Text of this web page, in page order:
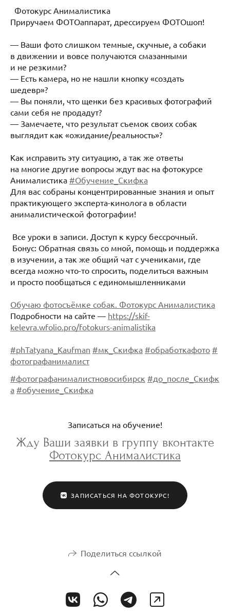
Фотокурс Анималистика
Приручаем ФОТОаппарат, дрессируем ФОТОшоп!
— Ваши фото слишком темные, скучные, а собаки
в движении и вовсе получаются смазанными
и не резкими?
— Есть камера, но не нашли кнопку «создать
шедевр»?
— Вы поняли, что щенки без красивых фотографий
сами себя не продадут?
— Замечаете, что результат съемок своих собак
выглядит как «ожидание/реальность»?
Как исправить эту ситуацию, а так же ответы
на многие другие вопросы ждут вас на фотокурсе
Анималистика #Обучение_Скифка
Для вас собраны концентрированные знания и опыт
практикующего эксперта-кинолога в области
анималистической фотографии!
Все уроки в записи. Доступ к курсу бессрочный.
Бонус: Обратная связь со мной, помощь и поддержка
в изучении, а так же общий чат с учениками, где
всегда можно что-то спросить, поделиться важным
и просто пообщаться с единомышленниками
Обучаю фотосъёмке собак. Фотокурс Анималистика
Подробности на сайте — https://skif-
kelevra.wfolio.pro/fotokurs-animalistika
#phTatyana_Kaufman #мк_Скифка #обработкафото #
фотографанималист
#фотографанималистновосибирск #до_после_Скифк
а #обучение_Скифка
Записаться на обучение!
Жду Ваши заявки в группу вконтакте
Фотокурс Анималистика
ЗАПИСАТЬСЯ НА ФОТОКУРС!
Поделиться ссылкой